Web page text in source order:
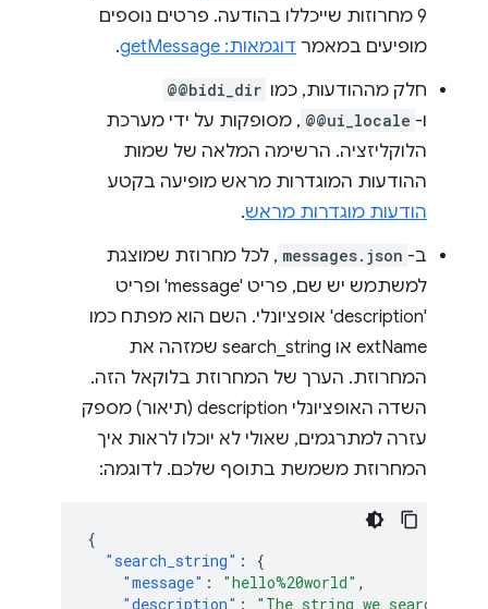
9 מחרוזות שייכללו בהודעה. פרטים נוספים
מופיעים במאמר דוגמאות: getMessage
.
חלק מההודעות, כמו @@bidi_dir
ו- @@ui_locale , מסופקות על ידי מערכת
הלוקליזציה. הרשימה המלאה של שמות
ההודעות המוגדרות מראש מופיעה בקטע
הודעות מוגדרות מראש.
ב- messages.json , לכל מחרוזת שמוצגת
למשתמש יש שם, פריט 'message' ופריט
'description' אופציונלי. השם הוא מפתח כמו
extName או search_string שמזהה את
המחרוזת. הערך של המחרוזת בלוקאל הזה.
השדה האופציונלי description (תיאור) מספק
עזרה למתרגמים, שאולי לא יוכלו לראות איך
המחרוזת משמשת בתוסף שלכם. לדוגמה:
{
"search_string" :
{
"message" : "hello%20world" ,
"description" :
"The string we search for.